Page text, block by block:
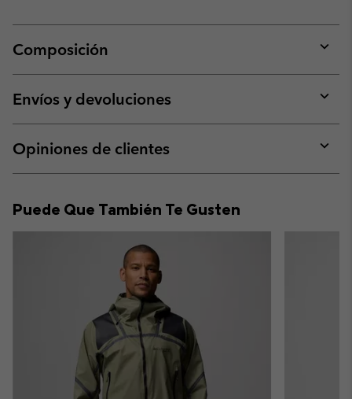
Composición
or
Envíos y devoluciones
or
Opiniones de clientes
or
Puede Que También Te Gusten